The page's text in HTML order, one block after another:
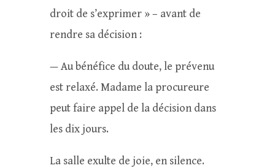
droit de s’exprimer » – avant de
rendre sa décision :
— Au bénéfice du doute, le prévenu
est relaxé. Madame la procureure
peut faire appel de la décision dans
les dix jours.
La salle exulte de joie, en silence.